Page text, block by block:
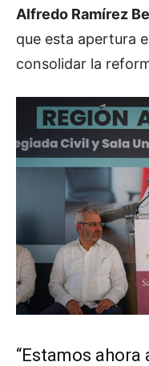
Alfredo Ramírez
que esta apertura
consolidar la
“Estamos